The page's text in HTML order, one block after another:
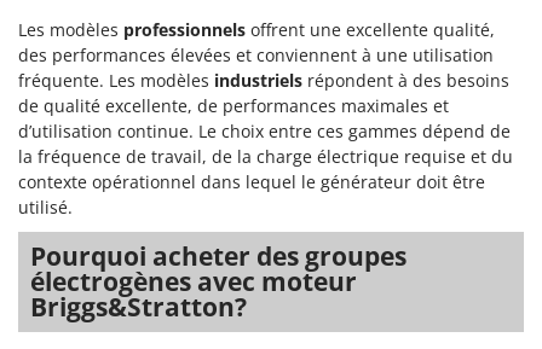
Les modèles professionnels offrent une excellente qualité,
des performances élevées et conviennent à une utilisation
fréquente. Les modèles industriels répondent à des besoins
de qualité excellente, de performances maximales et
d’utilisation continue. Le choix entre ces gammes dépend de
la fréquence de travail, de la charge électrique requise et du
contexte opérationnel dans lequel le générateur doit être
utilisé.
Pourquoi acheter des groupes
électrogènes avec moteur
Briggs&Stratton?